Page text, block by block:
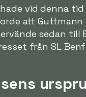
vid denna
att Guttmann
sedan
från SL